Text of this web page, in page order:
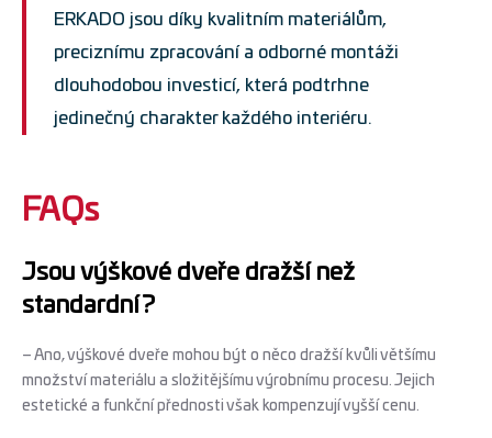
ERKADO jsou díky kvalitním materiálům,
preciznímu zpracování a odborné montáži
dlouhodobou investicí, která podtrhne
jedinečný charakter každého interiéru.
FAQs
Jsou výškové dveře dražší než
standardní?
– Ano, výškové dveře mohou být o něco dražší kvůli většímu
množství materiálu a složitějšímu výrobnímu procesu. Jejich
estetické a funkční přednosti však kompenzují vyšší cenu.